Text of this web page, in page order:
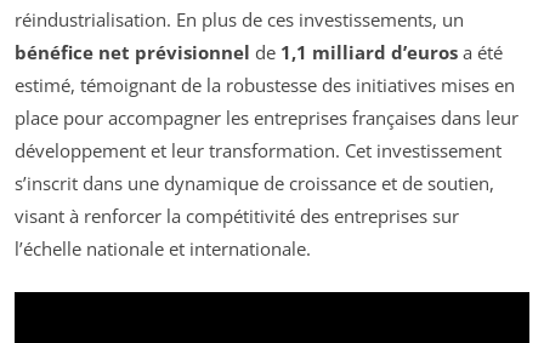
réindustrialisation. En plus de ces investissements, un
bénéfice net prévisionnel de 1,1 milliard d’euros a été
estimé, témoignant de la robustesse des initiatives mises en
place pour accompagner les entreprises françaises dans leur
développement et leur transformation. Cet investissement
s’inscrit dans une dynamique de croissance et de soutien,
visant à renforcer la compétitivité des entreprises sur
l’échelle nationale et internationale.